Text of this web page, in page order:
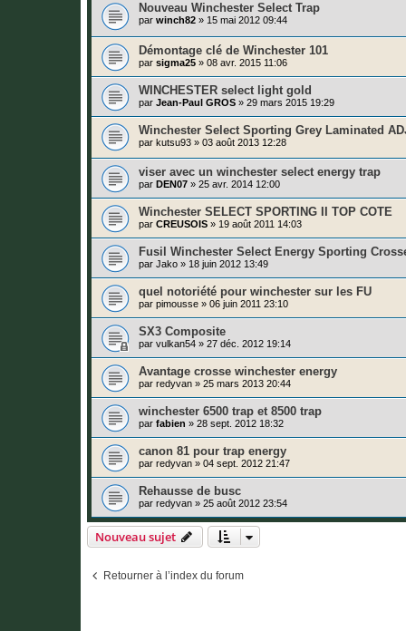
Nouveau Winchester Select Trap
par winch82 » 15 mai 2012 09:44
Démontage clé de Winchester 101
par sigma25 » 08 avr. 2015 11:06
WINCHESTER select light gold
par Jean-Paul GROS » 29 mars 2015 19:29
Winchester Select Sporting Grey Laminated
par kutsu93 » 03 août 2013 12:28
viser avec un winchester select energy trap
par DEN07 » 25 avr. 2014 12:00
Winchester SELECT SPORTING II TOP COTE
par CREUSOIS » 19 août 2011 14:03
Fusil Winchester Select Energy Sporting
par Jako » 18 juin 2012 13:49
quel notoriété pour winchester sur les FU
par pimousse » 06 juin 2011 23:10
SX3 Composite
par vulkan54 » 27 déc. 2012 19:14
Avantage crosse winchester energy
par redyvan » 25 mars 2013 20:44
winchester 6500 trap et 8500 trap
par fabien » 28 sept. 2012 18:32
canon 81 pour trap energy
par redyvan » 04 sept. 2012 21:47
Rehausse de busc
par redyvan » 25 août 2012 23:54
Nouveau sujet
Retourner à l’index du forum